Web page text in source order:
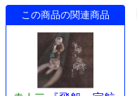
この商品の関連商品